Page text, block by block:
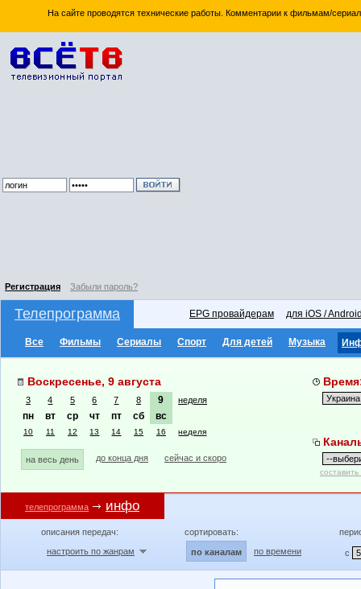
На сайте проводятся технические работы. Комментарии к фильмам/
Регистрация Забыли пароль?
Телепрограмма EPG провайдерам для iOS /
Все Фильмы Сериалы Спорт Для детей Музыка
Воскресенье, 9 августа
3 4 5 6 7 8 9 неделя
пн вт ср чт пт сб вс
10 11 12 13 14 15 16 неделя
на весь день до конца дня сейчас и скоро
телепрограмма инфо
описания передач:
настроить по жанрам
сортировать:
по каналам по времени с